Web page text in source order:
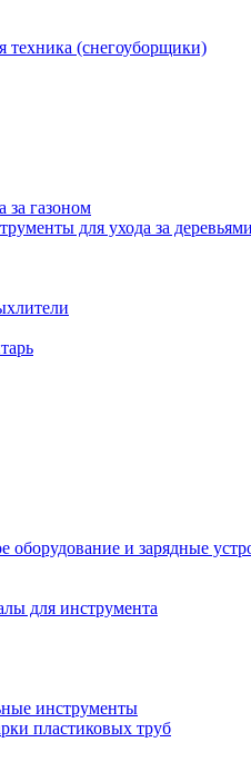
техника (снегоуборщики)
за газоном
для ухода за
оборудование и зарядные
для инструмента
инструменты
пластиковых труб